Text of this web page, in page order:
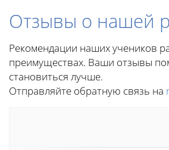
Отзывы о нашей
Рекомендации наших учеников
преимуществах. Ваши отзывы
становиться лучше.
Отправляйте обратную связь на